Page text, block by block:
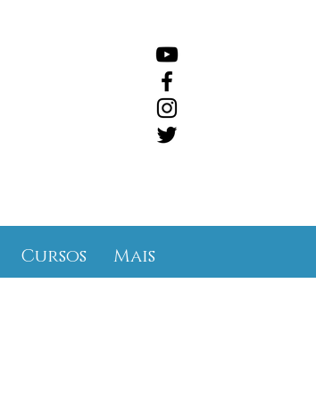
Cursos Mais